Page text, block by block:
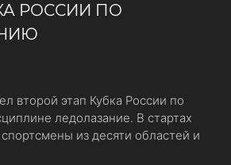
РОССИИ ПО
второй этап Кубка России по
ледолазание. В стартах
из десяти областей и